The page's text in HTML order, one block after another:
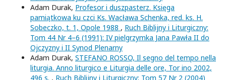
Adam Durak, Profesor i duszpasterz. Księga
pamiątkowa ku czci Ks. Wacława Schenka, red. ks. H.
Sobeczko, t. 1, Opole 1988 , Ruch Biblijny i Liturgiczny:
Tom 44 Nr 4–6 (1991): IV pielgrzymka Jana Pawła II do
Ojczyzny i II Synod Plenarny
Adam Durak, STEFANO ROSSO, Il segno del tempo nella
liturgia. Anno liturgico e Liturgia delle ore, Tor ino 2002,
496 s. , Ruch Biblijny i Liturgiczny: Tom 57 Nr 2 (2004)